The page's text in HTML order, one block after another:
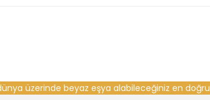
üzerinde beyaz eşya alabileceğiniz en